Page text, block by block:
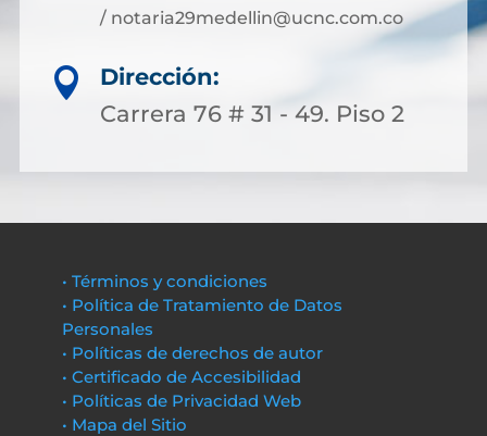
/ notaria29medellin@ucnc.com.co

Dirección:
Carrera 76 # 31 - 49. Piso 2
• Términos y condiciones
• Política de Tratamiento de Datos
Personales
• Políticas de derechos de autor
• Certificado de Accesibilidad
• Políticas de Privacidad Web
• Mapa del Sitio